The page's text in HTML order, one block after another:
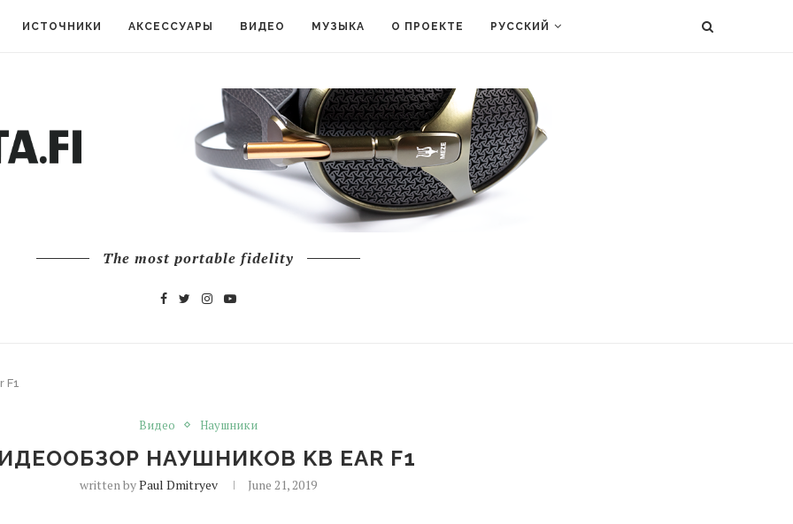
ИСТОЧНИКИ АКСЕССУАРЫ ВИДЕО МУЗЫКА О ПРОЕКТЕ РУССКИЙ
The most portable fidelity
F1
Видео Наушники
НАУШНИКОВ KB EAR F1
written byPaul Dmitryev June 21, 2019